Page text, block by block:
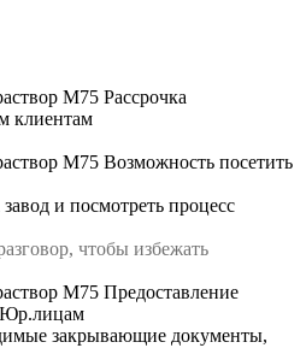
Рассрочка
клиентам
Возможность посетить
и посмотреть процесс
чтобы избежать
Предоставление
Юр.лицам
закрывающие документы,